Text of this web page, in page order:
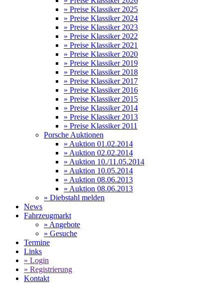
» Preise Klassiker 2025
» Preise Klassiker 2024
» Preise Klassiker 2023
» Preise Klassiker 2022
» Preise Klassiker 2021
» Preise Klassiker 2020
» Preise Klassiker 2019
» Preise Klassiker 2018
» Preise Klassiker 2017
» Preise Klassiker 2016
» Preise Klassiker 2015
» Preise Klassiker 2014
» Preise Klassiker 2013
» Preise Klassiker 2011
Porsche Auktionen
» Auktion 01.02.2014
» Auktion 02.02.2014
» Auktion 10./11.05.2014
» Auktion 10.05.2014
» Auktion 08.06.2013
» Auktion 08.06.2013
» Diebstahl melden
News
Fahrzeugmarkt
» Angebote
» Gesuche
Termine
Links
» Login
» Registrierung
Kontakt